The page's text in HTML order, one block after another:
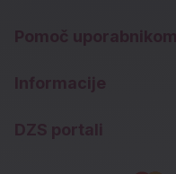
Pomoč uporabnikom
Informacije
DZS portali